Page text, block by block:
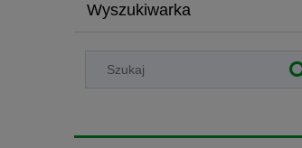
Wyszukiwarka